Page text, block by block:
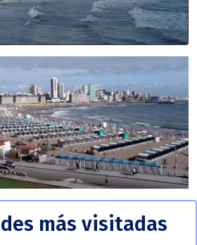
más visitadas